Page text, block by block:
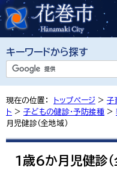
キーワードから探す
現在の位置： トップページ > 子
ト > 子どもの健診・予防接種 >
月児健診（全地域）
1歳6か月児健診（